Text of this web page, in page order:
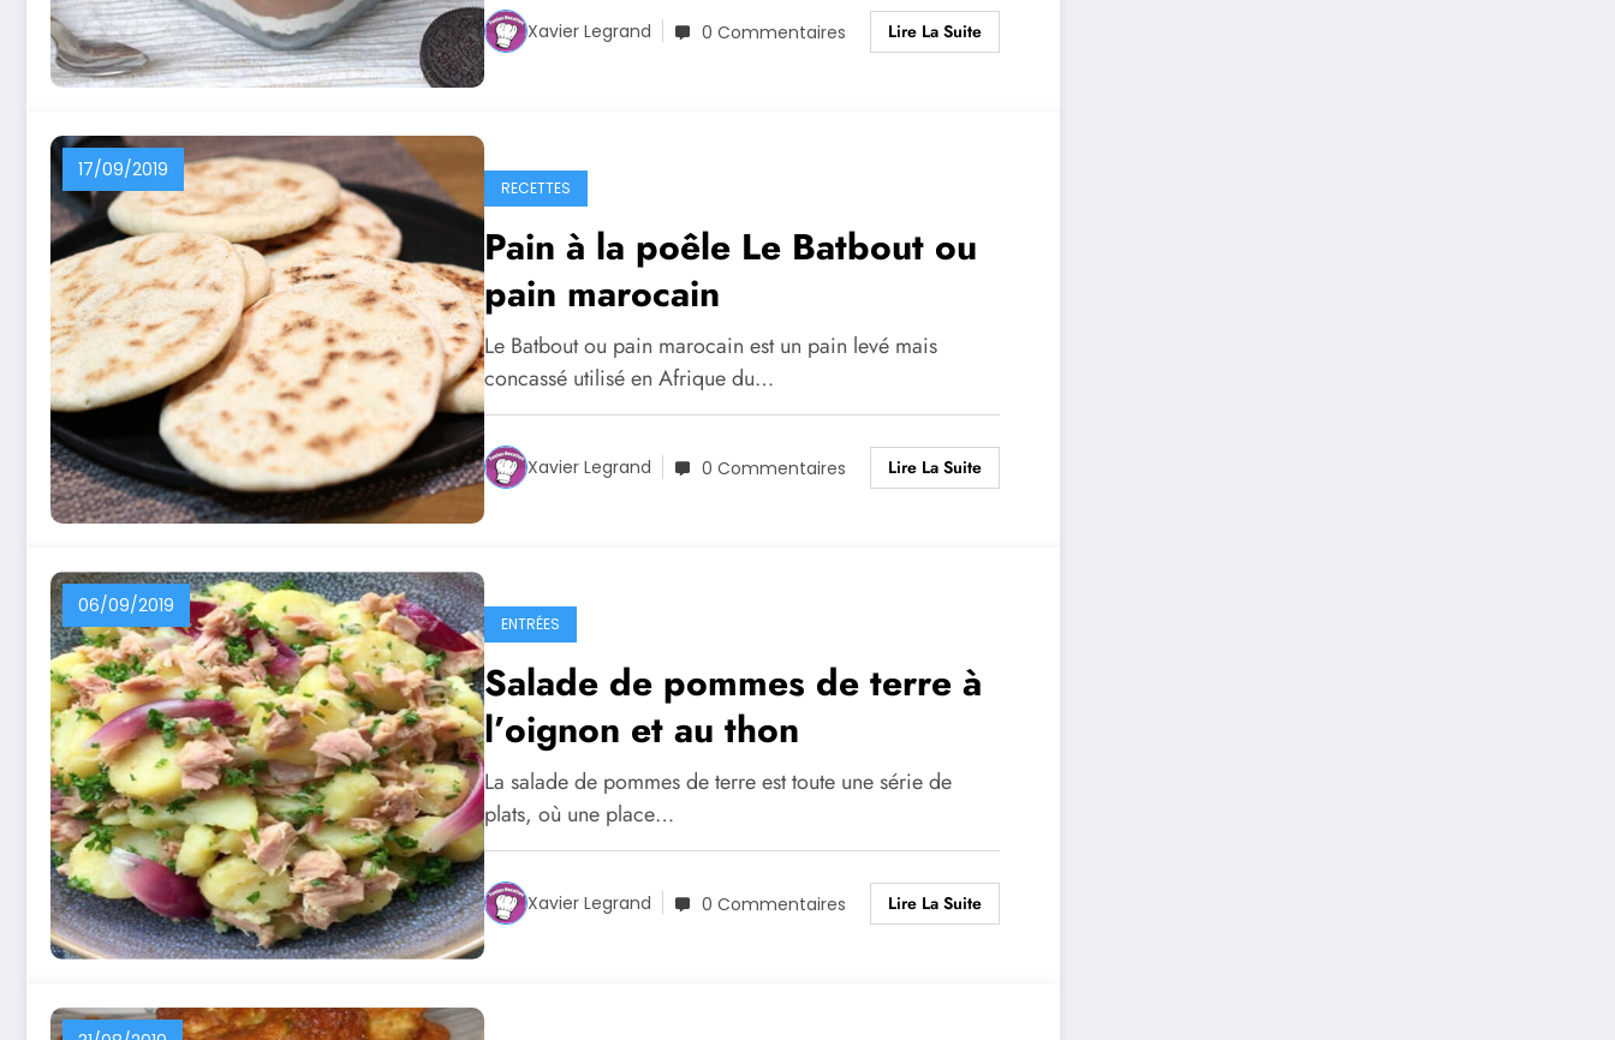
Xavier Legrand 0 Commentaires Lire La Suite
17/09/2019
RECETTES
Pain à la poêle Le Batbout ou
pain marocain
Le Batbout ou pain marocain est un pain levé mais
concassé utilisé en Afrique du…
Xavier Legrand 0 Commentaires Lire La Suite
06/09/2019
ENTRÉES
Salade de pommes de terre à
l’oignon et au thon
La salade de pommes de terre est toute une série de
plats, où une place…
Xavier Legrand 0 Commentaires Lire La Suite